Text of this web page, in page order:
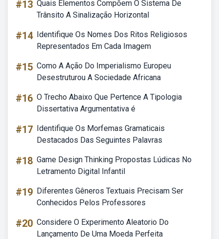
#13 Quais Elementos Compõem O Sistema De
Trânsito A Sinalização Horizontal
#14 Identifique Os Nomes Dos Ritos Religiosos
Representados Em Cada Imagem
#15 Como A Ação Do Imperialismo Europeu
Desestruturou A Sociedade Africana
#16 O Trecho Abaixo Que Pertence A Tipologia
Dissertativa Argumentativa é
#17 Identifique Os Morfemas Gramaticais
Destacados Das Seguintes Palavras
#18 Game Design Thinking Propostas Lúdicas No
Letramento Digital Infantil
#19 Diferentes Gêneros Textuais Precisam Ser
Conhecidos Pelos Professores
#20 Considere O Experimento Aleatorio Do
Lançamento De Uma Moeda Perfeita